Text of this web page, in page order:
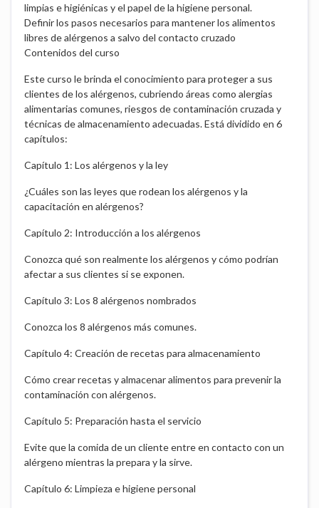
limpias e higiénicas y el papel de la higiene personal.
Definir los pasos necesarios para mantener los alimentos
libres de alérgenos a salvo del contacto cruzado
Contenidos del curso
Este curso le brinda el conocimiento para proteger a sus
clientes de los alérgenos, cubriendo áreas como alergias
alimentarias comunes, riesgos de contaminación cruzada y
técnicas de almacenamiento adecuadas. Está dividido en 6
capítulos:
Capítulo 1: Los alérgenos y la ley
¿Cuáles son las leyes que rodean los alérgenos y la
capacitación en alérgenos?
Capítulo 2: Introducción a los alérgenos
Conozca qué son realmente los alérgenos y cómo podrían
afectar a sus clientes si se exponen.
Capítulo 3: Los 8 alérgenos nombrados
Conozca los 8 alérgenos más comunes.
Capítulo 4: Creación de recetas para almacenamiento
Cómo crear recetas y almacenar alimentos para prevenir la
contaminación con alérgenos.
Capítulo 5: Preparación hasta el servicio
Evite que la comida de un cliente entre en contacto con un
alérgeno mientras la prepara y la sirve.
Capítulo 6: Limpieza e higiene personal